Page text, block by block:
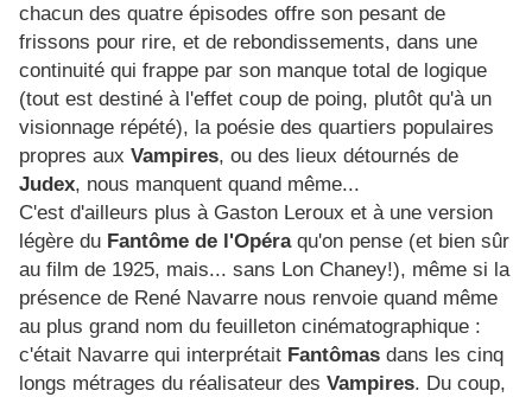
chacun des quatre épisodes offre son pesant de
frissons pour rire, et de rebondissements, dans une
continuité qui frappe par son manque total de logique
(tout est destiné à l'effet coup de poing, plutôt qu'à un
visionnage répété), la poésie des quartiers populaires
propres aux Vampires, ou des lieux détournés de
Judex, nous manquent quand même...
C'est d'ailleurs plus à Gaston Leroux et à une version
légère du Fantôme de l'Opéraqu'on pense (et bien sûr
au film de 1925, mais... sans Lon Chaney!), même si la
présence de René Navarre nous renvoie quand même
au plus grand nom du feuilleton cinématographique :
c'était Navarre qui interprétait Fantômas dans les cinq
longs métrages du réalisateur des Vampires. Du coup,